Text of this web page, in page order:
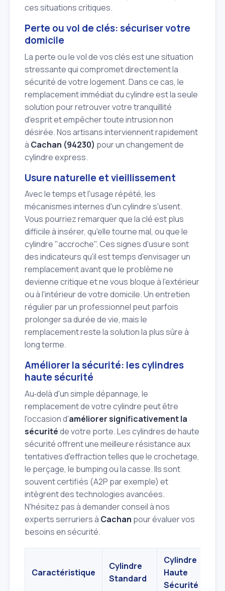
ces situations critiques.
Perte ou vol de clés: sécuriser votre
domicile
La perte ou le vol de vos clés est une situation
stressante qui compromet directement la
sécurité de votre logement. Dans ce cas, le
remplacement immédiat du cylindre est la seule
solution pour retrouver votre tranquillité
d'esprit et empêcher toute intrusion non
désirée. Nos artisans interviennent rapidement
à Cachan (94230) pour un changement de
cylindre express.
Usure naturelle et vieillissement
Avec le temps et l'usage répété, les
mécanismes internes d'un cylindre s'usent.
Vous pourriez remarquer que la clé est plus
difficile à insérer, qu'elle tourne mal, ou que le
cylindre "accroche". Ces signes d'usure sont
des indicateurs qu'il est temps d'envisager un
remplacement avant que le problème ne
devienne critique et ne vous bloque à l'extérieur
ou à l'intérieur de votre domicile. Un entretien
régulier par un professionnel peut parfois
prolonger sa durée de vie, mais le
remplacement reste la solution la plus sûre à
long terme.
Améliorer la sécurité: les cylindres
haute sécurité
Au‑delà d'un simple dépannage, le
remplacement de votre cylindre peut être
l'occasion d'améliorer significativement la
sécuritéde votre porte. Les cylindres de haute
sécurité offrent une meilleure résistance aux
tentatives d'effraction telles que le crochetage,
le perçage, le bumping ou la casse. Ils sont
souvent certifiés (A2P par exemple) et
intègrent des technologies avancées.
N'hésitez pas à demander conseil à nos
experts serruriers à Cachan pour évaluer vos
besoins en sécurité.
Caractéristique
Cylindre
Standard
Cylindre
Haute
Sécurité